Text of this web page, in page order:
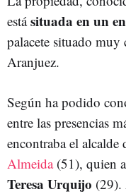
estásituada en un
palacete situado muy
Aranjuez.
Según ha podido
entre las presencias
encontraba el alcalde
Almeida (51), quien
Teresa Urquijo (29).